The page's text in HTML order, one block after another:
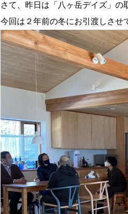
さて、昨日は「八ヶ岳デイズ」
今回は２年前の冬にお引渡しさせ